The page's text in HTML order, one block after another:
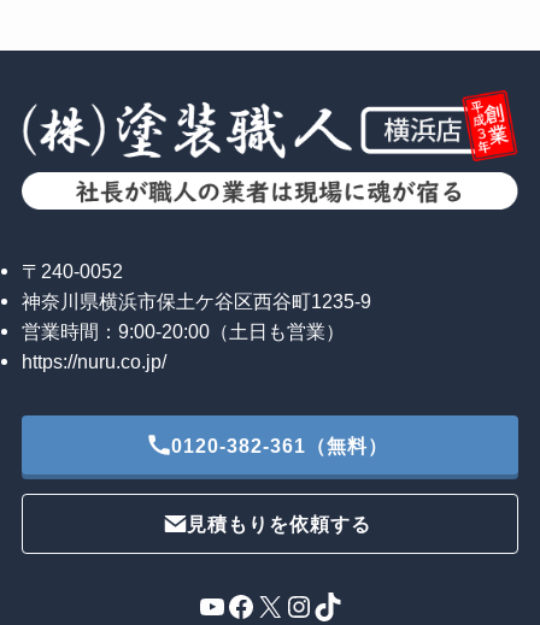
〒240-0052
神奈川県横浜市保土ケ谷区西谷町1235-9
営業時間：9:00-20:00（土日も営業）
https://nuru.co.jp/
0120-382-361（無料）
見積もりを依頼する
YouTube
Facebook
X Instagram
TikTok